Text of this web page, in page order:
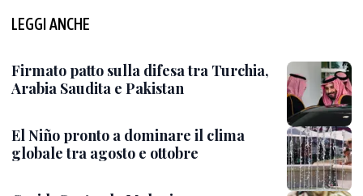
LEGGI ANCHE
Firmato patto sulla difesa tra Turchia,
Arabia Saudita e Pakistan
El Niño pronto a dominare il clima
globale tra agosto e ottobre